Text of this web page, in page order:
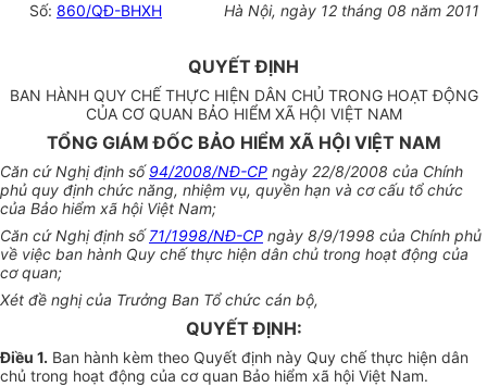
Số: 860/QĐ-BHXH Hà Nội, ngày 12 tháng 08 năm 2011
QUYẾT ĐỊNH
BAN HÀNH QUY CHẾ THỰC HIỆN DÂN CHỦ TRONG HOẠT ĐỘNG
CỦA CƠ QUAN BẢO HIỂM XÃ HỘI VIỆT NAM
TỔNG GIÁM ĐỐC BẢO HIỂM XÃ HỘI VIỆT NAM
Căn cứ Nghị định số94/2008/NĐ-CP ngày 22/8/2008 của Chính
phủ quy định chức năng, nhiệm vụ, quyền hạn và cơ cấu tổ chức
của Bảo hiểm xã hội Việt Nam;
Căn cứ Nghị định số71/1998/NĐ-CP ngày 8/9/1998 của Chính phủ
về việc ban hành Quy chế thực hiện dân chủ trong hoạt động của
cơ quan;
Xét đề nghị của Trưởng Ban Tổ chức cán bộ,
QUYẾT ĐỊNH:
Điều 1. Ban hành kèm theo Quyết định này Quy chế thực hiện dân
chủ trong hoạt động của cơ quan Bảo hiểm xã hội Việt Nam.